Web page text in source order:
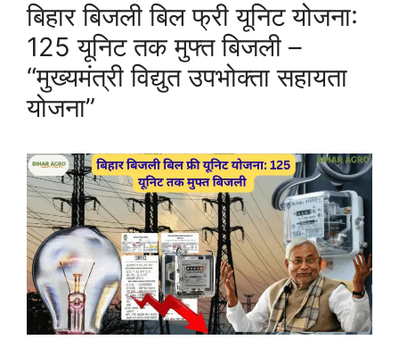
बिहार बिजली बिल फ्री यूनिट योजना:
125 यूनिट तक मुफ्त बिजली –
“मुख्यमंत्री विद्युत उपभोक्ता सहायता
योजना”